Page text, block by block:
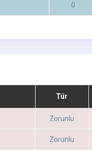
0
Tür
Zorunlu
Zorunlu